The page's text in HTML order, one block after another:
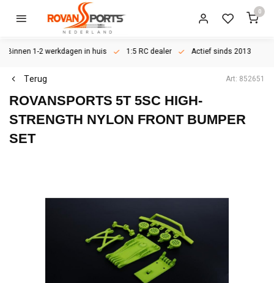
0
Binnen 1-2 werkdagen in huis 1:5 RC dealer Actief sinds 2013
Terug Art: 852651
ROVANSPORTS 5T 5SC HIGH-
STRENGTH NYLON FRONT BUMPER
SET